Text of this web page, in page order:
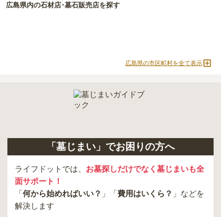
広島県内の石材店･墓石販売店を探す
広島県の市区町村を全て表示
「墓じまい」でお困りの方へ
ライフドットでは、 お墓探しだけでなく墓じまいも全
面サポート！
「 何から始めればいい？ 」「 費用はいくら？ 」などを
解決します